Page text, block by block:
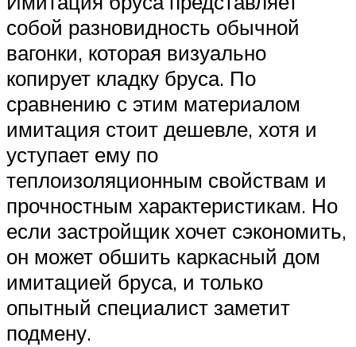
собой разновидность обычной
вагонки, которая визуально
копирует кладку бруса. По
сравнению с этим материалом
имитация стоит дешевле, хотя и
уступает ему по
теплоизоляционным свойствам и
прочностным характеристикам. Но
если застройщик хочет сэкономить,
он может обшить каркасный дом
имитацией бруса, и только
опытный специалист заметит
подмену.